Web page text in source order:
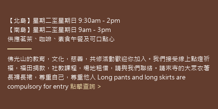
【北島】星期二至星期日 9:30am - 2pm
【南島】星期二至星期日 9am - 3pm
供應茗茶、咖啡、素食午餐及可口點心
佛光山的教育，文化，慈善，共修活動歡迎你加入。我們接受線上點燈祈
福，福田捐款，社教課程，場地租借，請與我們聯絡。請來寺的大眾衣著
長褲長裙，尊重自己，尊重他人 Long pants and long skirts are
compulsory for entry 點擊查詢 >